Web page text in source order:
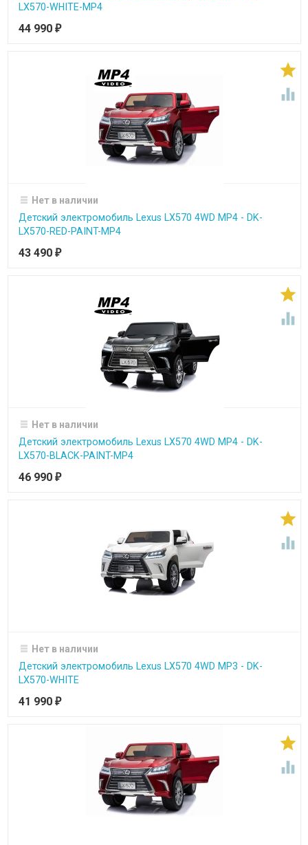
LX570-WHITE-MP4
44 990 ₽


Нет в наличии
Детский электромобиль Lexus LX570 4WD MP4 - DK-
LX570-RED-PAINT-MP4
43 490 ₽


Нет в наличии
Детский электромобиль Lexus LX570 4WD MP4 - DK-
LX570-BLACK-PAINT-MP4
46 990 ₽


Нет в наличии
Детский электромобиль Lexus LX570 4WD MP3 - DK-
LX570-WHITE
41 990 ₽

